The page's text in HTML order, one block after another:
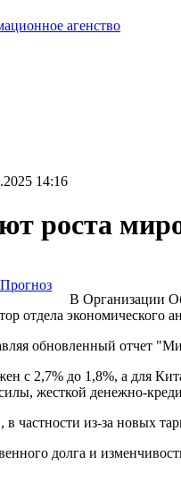
14:16
роста
Прогноз
В Организации
отдела
обновленный отчет
с 2,7% до 1,8%, а для
жесткой денежно-
частности из-за новых
долга и